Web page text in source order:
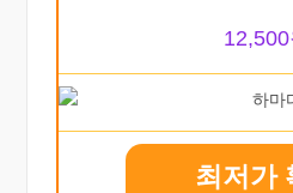
12,500
최저가